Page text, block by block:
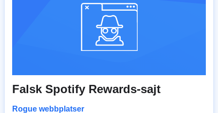
Falsk Spotify Rewards-sajt
Rogue webbplatser